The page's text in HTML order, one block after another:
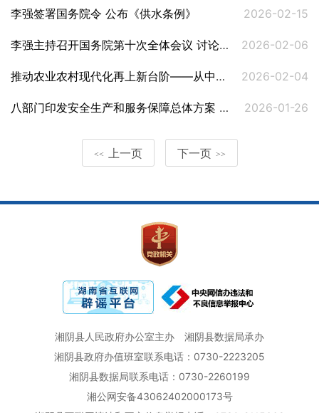
李强签署国务院令 公布《供水条例》 2026-02-15
李强主持召开国务院第十次全体会议 讨论政府工作报告稿和“十五五”规划纲要草案稿 2026-02-06
推动农业农村现代化再上新台阶——从中央一号文件看2026年“三农”工作路线图 2026-02-04
八部门印发安全生产和服务保障总体方案 全力确保春运工作有力有序 2026-01-26
<< 上一页 下一页 >>
湘阴县人民政府办公室主办
湘阴县数据局承办
湘阴县政府办值班室联系电话：0730-2223205
湘阴县数据局联系电话：0730-2260199
湘公网安备43062402000173号